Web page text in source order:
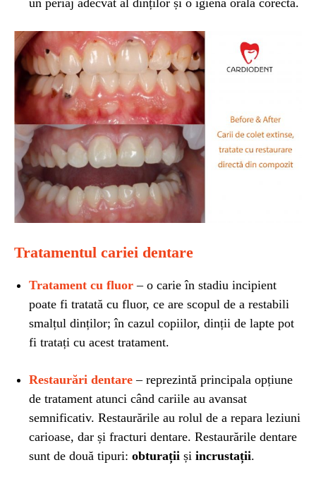
Tratamentul cariei dentare
Tratament cu fluor – o carie în stadiu incipient
poate fi tratată cu fluor, ce are scopul de a restabili
smalțul dinților; în cazul copiilor, dinții de lapte pot
fi tratați cu acest tratament.
Restaurări dentare – reprezintă principala opțiune
de tratament atunci când cariile au avansat
semnificativ. Restaurările au rolul de a repara leziuni
carioase, dar și fracturi dentare. Restaurările dentare
sunt de două tipuri: obturații și incrustații.